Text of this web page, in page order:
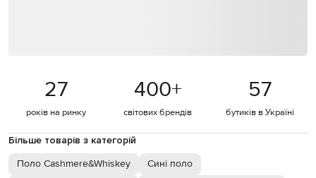
27
років на ринку
400+
світових брендів
57
бутиків в Україні
Більше товарів з категорій
Поло Cashmere&Whiskey
Сині поло